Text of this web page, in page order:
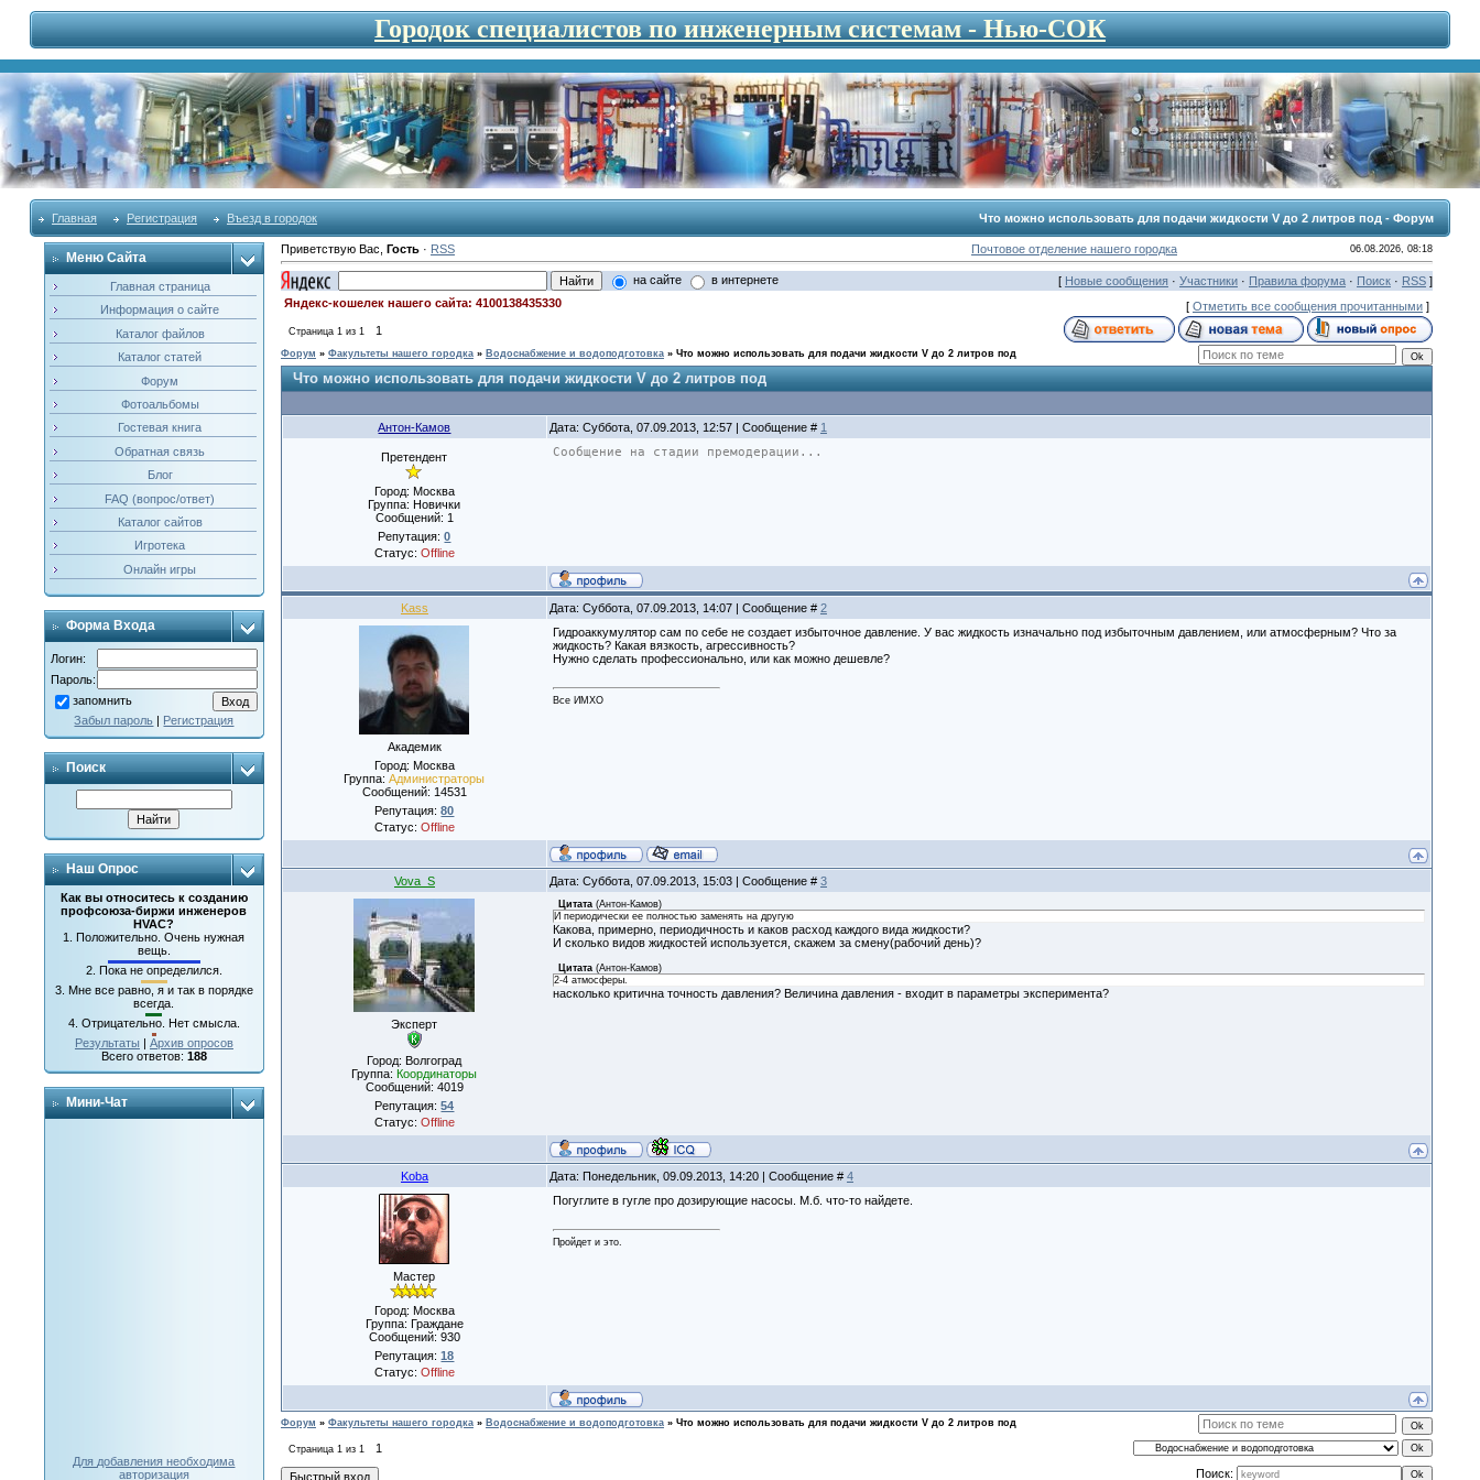
Городок специалистов по инженерным системам - Нью-СОК
Главная Регистрация Въезд в городок Что можно использовать для подачи жидкости V до 2 литров под - Форум
Меню Сайта
Главная страница
Информация о сайте
Каталог файлов
Каталог статей
Форум
Фотоальбомы
Гостевая книга
Обратная связь
Блог
FAQ (вопрос/ответ)
Каталог сайтов
Игротека
Онлайн игры
Форма Входа
Логин:
Пароль:
запомнить
Забыл пароль | Регистрация
Поиск
Наш Опрос
Как вы относитесь к созданию
профсоюза-биржи инженеров
HVAC?
1.Положительно. Очень нужная
вещь.
2. Пока не определился.
3. Мне все равно, я и так в порядке
всегда.
4. Отрицательно. Нет смысла.
Результаты | Архив опросов
Всего ответов: 188
Мини-Чат
Для добавления необходима
авторизация
Приветствую Вас Гость· RSS Почтовое отделение нашего городка 06.08.2026, 08:18
на сайте в интернете [ Новые сообщения· Участники· Правила форума· Поиск· RSS]
Яндекс-кошелек нашего сайта: 4100138435330
[ Отметить все сообщения прочитанными]
Страница 1 из 1 1
Форум » Факультеты нашего городка » Водоснабжение и водоподготовка » Что можно использовать для подачи жидкости V до 2 литров под
Что можно использовать для подачи жидкости V до 2 литров под
Антон-Камов Дата: Суббота, 07.09.2013, 12:57 | Сообщение # 1
Претендент
Город: Москва
Группа: Новички
Сообщений: 1
Репутация:0
Статус: Offline
Сообщение на стадии премодерации...
Kass Дата: Суббота, 07.09.2013, 14:07 | Сообщение # 2
Академик
Город: Москва
Группа:Администраторы
Сообщений: 14531
Репутация:80
Статус: Offline
Гидроаккумулятор сам по себе не создает избыточное давление. У вас жидкость изначально под избыточным давлением, или атмосферным? Что за
жидкость? Какая вязкость, агрессивность?
Нужно сделать профессионально, или как можно дешевле?
Все ИМХО
Vova_S Дата: Суббота, 07.09.2013, 15:03 | Сообщение # 3
Эксперт
Город: Волгоград
Группа:Координаторы
Сообщений: 4019
Репутация:54
Статус: Offline
Цитата(Антон-Камов)
И периодически ее полностью заменять на другую
Какова, примерно, периодичность и каков расход каждого вида жидкости?
И сколько видов жидкостей используется, скажем за смену(рабочий день)?
Цитата(Антон-Камов)
2-4 атмосферы.
насколько критична точность давления? Величина давления - входит в параметры эксперимента?
Koba Дата: Понедельник, 09.09.2013, 14:20 | Сообщение # 4
Мастер
Город: Москва
Группа: Граждане
Сообщений: 930
Репутация:18
Статус: Offline
Погуглите в гугле про дозирующие насосы. М.б. что-то найдете.
Пройдет и это.
Форум » Факультеты нашего городка » Водоснабжение и водоподготовка » Что можно использовать для подачи жидкости V до 2 литров под
Страница 1 из 1
1
Поиск: